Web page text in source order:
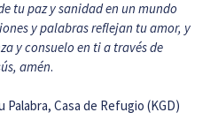
tu paz y sanidad en un mundo
y palabras reflejan tu amor, y
y consuelo en ti a través de
amén.
Casa de Refugio (KGD)